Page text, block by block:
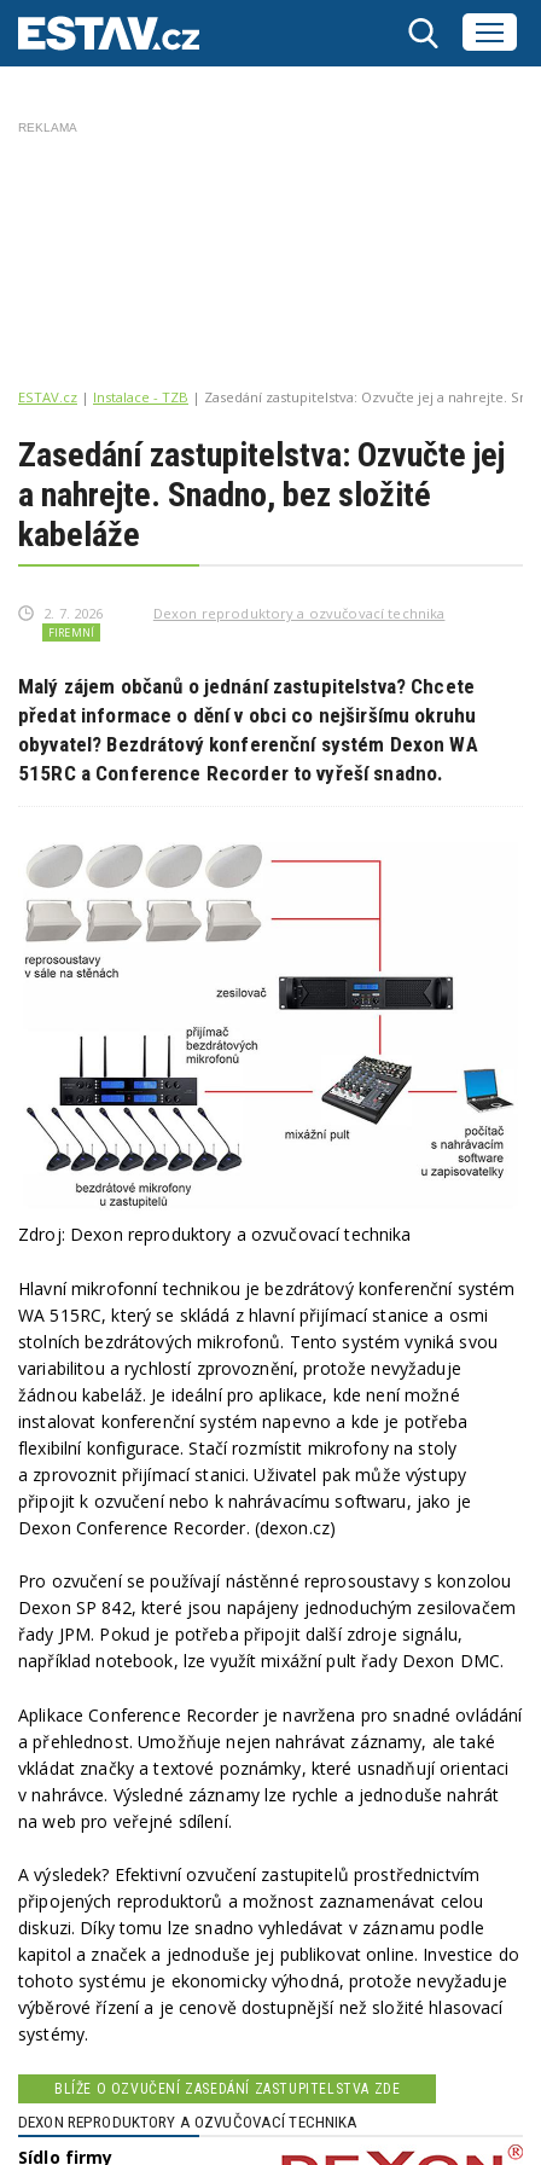
REKLAMA
ESTAV.cz Instalace - TZB Zasedání zastupitelstva: Ozvučte jej a nahrejte.
Zasedání zastupitelstva: Ozvučte jej
a nahrejte. Snadno, bez složité
kabeláže
2. 7. 2026 Dexon reproduktory a ozvučovací technika
FIREMNÍ
Malý zájem občanů o jednání zastupitelstva? Chcete
předat informace o dění v obci co nejširšímu okruhu
obyvatel? Bezdrátový konferenční systém Dexon WA
515RC a Conference Recorder to vyřeší snadno.
Zdroj: Dexon reproduktory a ozvučovací technika
Hlavní mikrofonní technikou je bezdrátový konferenční systém
WA 515RC, který se skládá z hlavní přijímací stanice a osmi
stolních bezdrátových mikrofonů. Tento systém vyniká svou
variabilitou a rychlostí zprovoznění, protože nevyžaduje
žádnou kabeláž. Je ideální pro aplikace, kde není možné
instalovat konferenční systém napevno a kde je potřeba
flexibilní konfigurace. Stačí rozmístit mikrofony na stoly
a zprovoznit přijímací stanici. Uživatel pak může výstupy
připojit k ozvučení nebo k nahrávacímu softwaru, jako je
Dexon Conference Recorder. (dexon.cz)
Pro ozvučení se používají nástěnné reprosoustavy s konzolou
Dexon SP 842, které jsou napájeny jednoduchým zesilovačem
řady JPM. Pokud je potřeba připojit další zdroje signálu,
například notebook, lze využít mixážní pult řady Dexon DMC.
Aplikace Conference Recorder je navržena pro snadné ovládání
a přehlednost. Umožňuje nejen nahrávat záznamy, ale také
vkládat značky a textové poznámky, které usnadňují orientaci
v nahrávce. Výsledné záznamy lze rychle a jednoduše nahrát
na web pro veřejné sdílení.
A výsledek? Efektivní ozvučení zastupitelů prostřednictvím
připojených reproduktorů a možnost zaznamenávat celou
diskuzi. Díky tomu lze snadno vyhledávat v záznamu podle
kapitol a značek a jednoduše jej publikovat online. Investice do
tohoto systému je ekonomicky výhodná, protože nevyžaduje
výběrové řízení a je cenově dostupnější než složité hlasovací
systémy.
BLÍŽE O OZVUČENÍ ZASEDÁNÍ ZASTUPITELSTVA ZDE
DEXON REPRODUKTORY A OZVUČOVACÍ TECHNIKA
Sídlo firmy